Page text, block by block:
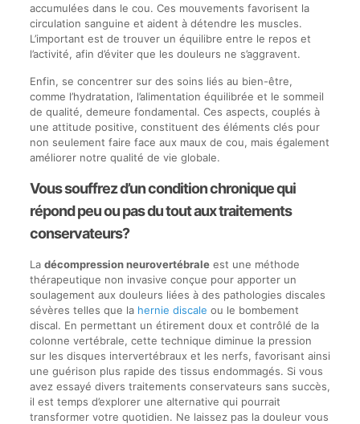
accumulées dans le cou. Ces mouvements favorisent la
circulation sanguine et aident à détendre les muscles.
L’important est de trouver un équilibre entre le repos et
l’activité, afin d’éviter que les douleurs ne s’aggravent.
Enfin, se concentrer sur des soins liés au bien-être,
comme l’hydratation, l’alimentation équilibrée et le sommeil
de qualité, demeure fondamental. Ces aspects, couplés à
une attitude positive, constituent des éléments clés pour
non seulement faire face aux maux de cou, mais également
améliorer notre qualité de vie globale.
Vous souffrez d’un condition chronique qui
répond peu ou pas du tout aux traitements
conservateurs?
La décompression neurovertébraleest une méthode
thérapeutique non invasive conçue pour apporter un
soulagement aux douleurs liées à des pathologies discales
sévères telles que la hernie discale ou le bombement
discal. En permettant un étirement doux et contrôlé de la
colonne vertébrale, cette technique diminue la pression
sur les disques intervertébraux et les nerfs, favorisant ainsi
une guérison plus rapide des tissus endommagés. Si vous
avez essayé divers traitements conservateurs sans succès,
il est temps d’explorer une alternative qui pourrait
transformer votre quotidien. Ne laissez pas la douleur vous